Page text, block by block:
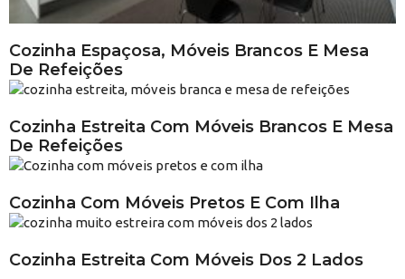
Cozinha Espaçosa, Móveis Brancos E Mesa
De Refeições
Cozinha Estreita Com Móveis Brancos E Mesa
De Refeições
Cozinha Com Móveis Pretos E Com Ilha
Cozinha Estreita Com Móveis Dos 2 Lados